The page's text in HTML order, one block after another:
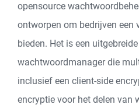
opensource
ontworpen om bedrijven een
bieden. Het is een
wachtwoordmanager die
inclusief een client-side
encryptie voor het delen van